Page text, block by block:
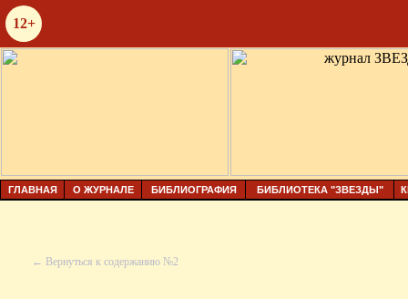
12+
ГЛАВНАЯ О ЖУРНАЛЕ БИБЛИОГРАФИЯ БИБЛИОТЕКА "ЗВЕЗДЫ"
← Вернуться к содержанию №2